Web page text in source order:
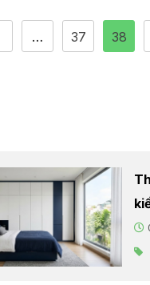
… 37 38